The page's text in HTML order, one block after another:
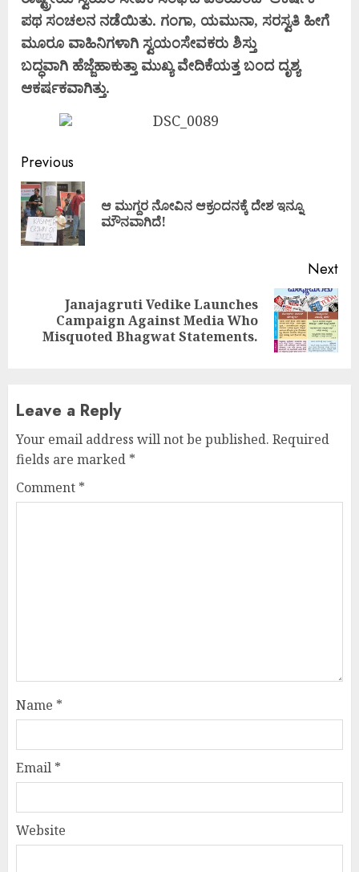
ಪಥ ಸಂಚಲನ ನಡೆಯಿತು. ಗಂಗಾ, ಯಮುನಾ, ಸರಸ್ವತಿ ಹೀಗೆ
ಮೂರೂ ವಾಹಿನಿಗಳಾಗಿ ಸ್ವಯಂಸೇವಕರು ಶಿಸ್ತು
ಬದ್ಧವಾಗಿ ಹೆಜ್ಜೆಹಾಕುತ್ತಾ ಮುಖ್ಯ ವೇದಿಕೆಯತ್ತ ಬಂದ ದೃಶ್ಯ
ಆಕರ್ಷಕವಾಗಿತ್ತು.
Continue
Reading
Previous
ಆ ಮುಗ್ದರ ನೋವಿನ ಆಕ್ರಂದನಕ್ಕೆ ದೇಶ ಇನ್ನೂ
ಮೌನವಾಗಿದೆ!
Next
post:
Janajagruti Vedike Launches
Campaign Against Media Who
Misquoted Bhagwat Statements.
Leave a Reply
Your email address will not be published. Required
fields are marked *
Comment *
Name *
Email *
Website